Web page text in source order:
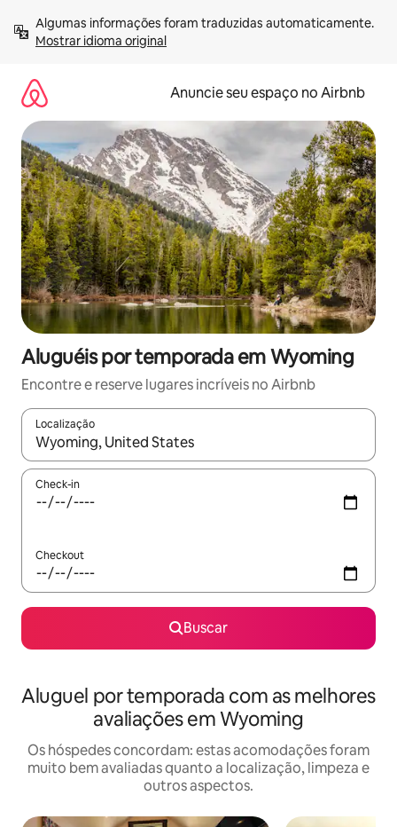
para
Mostrar idioma original
Anuncie seu espaço no Airbnb
Aluguéis por temporada em Wyoming
Encontre e reserve lugares incríveis no Airbnb
Localização
Quando os resultados estiverem disponíveis, explore-os
Check-in
Checkout
Buscar
Aluguel por temporada com as melhores
avaliações em Wyoming
Os hóspedes concordam: estas acomodações foram
muito bem avaliadas quanto a localização, limpeza e
outros aspectos.